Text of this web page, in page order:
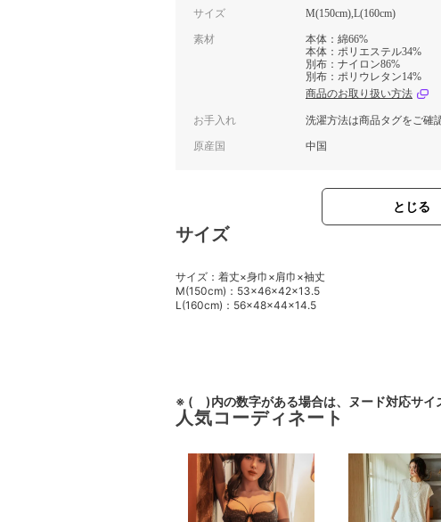
サイズ M(150cm),L(160cm)
素材
本体：綿66%
本体：ポリエステル34%
別布：ナイロン86%
別布：ポリウレタン14%
商品のお取り扱い方法
お手入れ 洗濯方法は商品タグをご確
原産国 中国
とじる
サイズ
サイズ：着丈×身巾×肩巾×袖丈
M(150cm)：53×46×42×13.5
L(160cm)：56×48×44×14.5
※ ( )内の数字がある場合は、ヌード対応サイ
人気コーディネート